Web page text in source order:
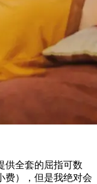
供全套的屈指可数
费），但是我绝对会